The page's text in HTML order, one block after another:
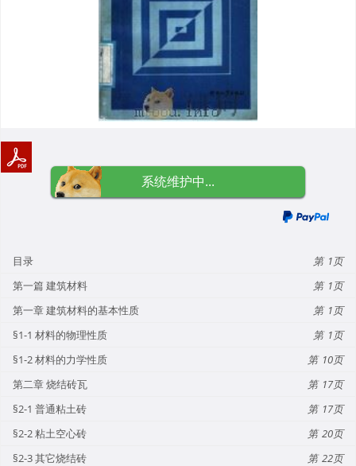
系统维护中...
目录
1
第一篇 建筑材料
1
第一章 建筑材料的基本性质
1
§1-1 材料的物理性质
1
§1-2 材料的力学性质
10
第二章 烧结砖瓦
17
§2-1 普通粘土砖
17
§2-2 粘土空心砖
20
§2-3 其它烧结砖
22